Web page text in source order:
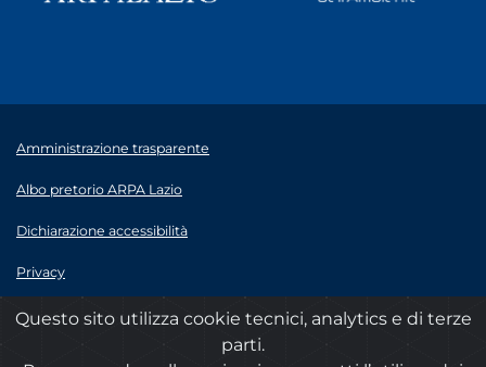
Amministrazione trasparente
Albo pretorio ARPA Lazio
Dichiarazione accessibilità
Privacy
Note legali
© 2020 ARPA Lazio - P.Iva 00915900575
Questo sito utilizza cookie tecnici, analytics e di terze
parti.